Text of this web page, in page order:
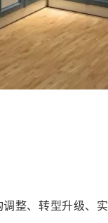
整、转型升级、